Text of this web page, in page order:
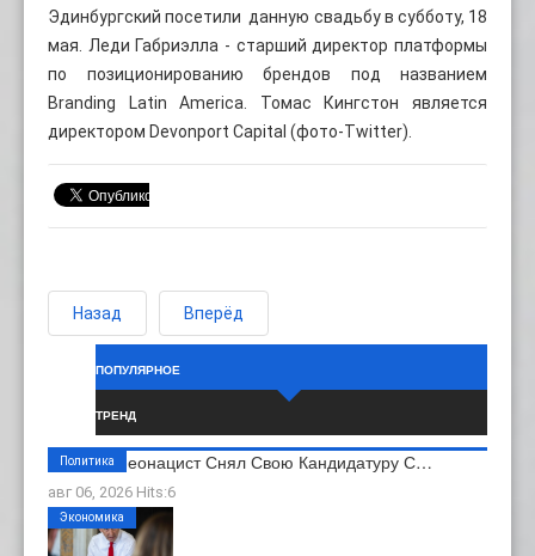
Эдинбургский посетили данную свадьбу в субботу, 18
мая. Леди Габриэлла - старший директор платформы
по позиционированию брендов под названием
Branding Latin America. Томас Кингстон является
директором Devonport Capital (фото-Twitter).
Назад Вперёд
ПОПУЛЯРНОЕ
ТРЕНД
Бывший Неонацист Снял Свою Кандидатуру С…
авг 06, 2026 Hits:6
Политика
Экономика